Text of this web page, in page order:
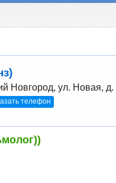
Новгород, ул. Новая, д.
телефон